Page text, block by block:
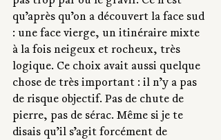
qu’après qu’on a découvert la face sud
: une face vierge, un itinéraire mixte
à la fois neigeux et rocheux, très
logique. Ce choix avait aussi quelque
chose de très important : il n’y a pas
de risque objectif. Pas de chute de
pierre, pas de sérac. Même si je te
disais qu’il s’agit forcément de